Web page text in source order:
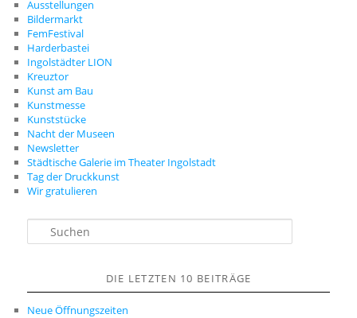
Ausstellungen
Bildermarkt
FemFestival
Harderbastei
Ingolstädter LION
Kreuztor
Kunst am Bau
Kunstmesse
Kunststücke
Nacht der Museen
Newsletter
Städtische Galerie im Theater Ingolstadt
Tag der Druckkunst
Wir gratulieren
n
DIE LETZTEN 10 BEITRÄGE
Neue Öffnungszeiten